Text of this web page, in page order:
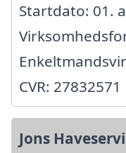
Startdato: 01.
CVR: 27832571
Jons